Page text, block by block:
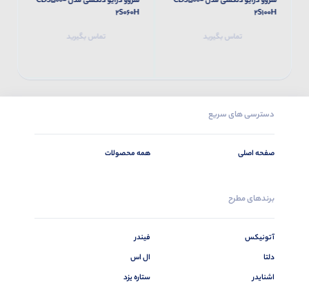
2S100H
تماس بگیرید
2S060H
تماس بگیرید
دسترسی های سریع
صفحه اصلی همه محصولات
برندهای مطرح
آتونیکس
دلتا
اشنایدر
فیندر
ال اس
ستاره یزد